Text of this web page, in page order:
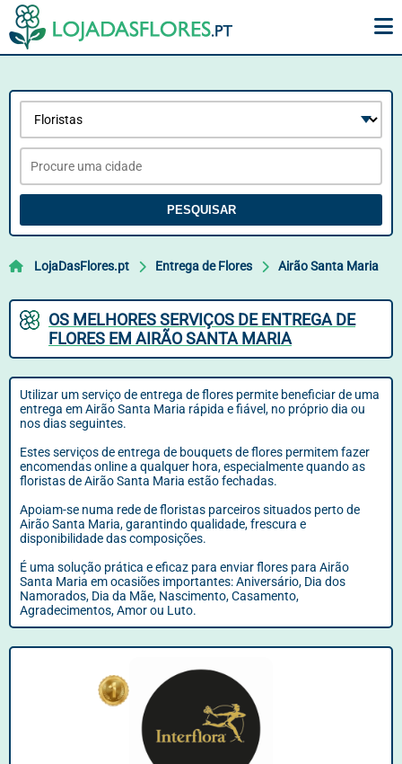
PESQUISAR
LojaDasFlores.pt Entrega de Flores Airão Santa Maria
OS MELHORES SERVIÇOS DE ENTREGA DE
FLORES EM AIRÃO SANTA MARIA
Utilizar um serviço de entrega de flores permite beneficiar de uma
entrega em Airão Santa Maria rápida e fiável, no próprio dia ou
nos dias seguintes.
Estes serviços de entrega de bouquets de flores permitem fazer
encomendas online a qualquer hora, especialmente quando as
floristas de Airão Santa Maria estão fechadas.
Apoiam-se numa rede de floristas parceiros situados perto de
Airão Santa Maria, garantindo qualidade, frescura e
disponibilidade das composições.
É uma solução prática e eficaz para enviar flores para Airão
Santa Maria em ocasiões importantes: Aniversário, Dia dos
Namorados, Dia da Mãe, Nascimento, Casamento,
Agradecimentos, Amor ou Luto.